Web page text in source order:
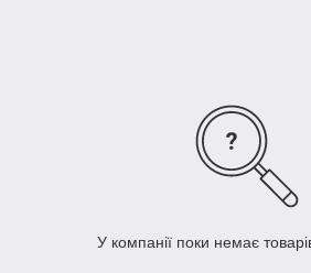
У компанії поки немає